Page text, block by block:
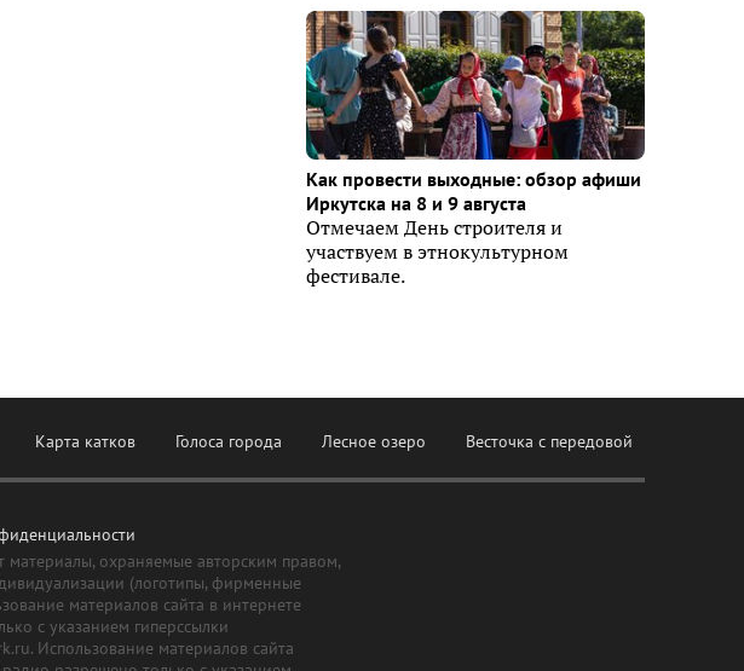
Как провести выходные: обзор афиши
Иркутска на 8 и 9 августа
Отмечаем День строителя и
участвуем в этнокультурном
фестивале.
Карта катков Голоса города Лесное озеро Весточка с передовой
материалы, охраняемые авторским правом,
(логотипы, фирменные
материалов сайта в интернете
с указанием гиперссылки
Использование материалов сайта